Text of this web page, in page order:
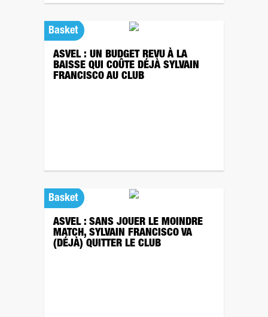
Basket
ASVEL : UN BUDGET REVU À LA
BAISSE QUI COÛTE DÉJÀ SYLVAIN
FRANCISCO AU CLUB
Basket
ASVEL : SANS JOUER LE MOINDRE
MATCH, SYLVAIN FRANCISCO VA
(DÉJÀ) QUITTER LE CLUB